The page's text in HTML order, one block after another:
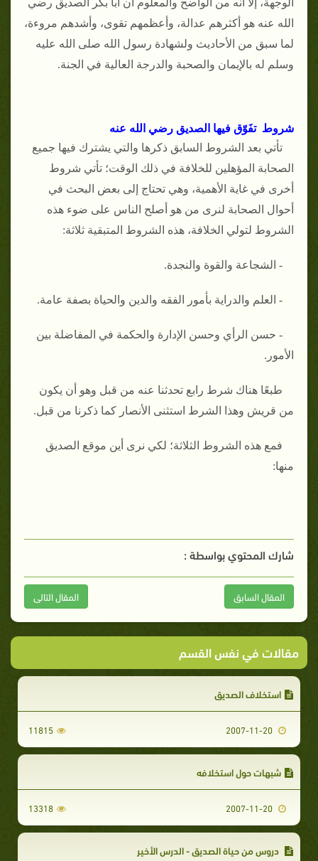
الوجهة، إلا أنه من الواضح والمعلوم أن أبا بكر الصديق رضي
الله عنه هو أكثرهم عدالة، وأعظمهم تقوى، وأشدهم مروءة،
لما سبق من الأحاديث ولشهادة رسول الله صلى الله عليه
وسلم له بالإيمان والصحبة والدرجة العالية في الجنة.
شروط تفَوّق فيها الصديق رضي الله عنه
تأتي بعد الشروط السابق ذكرها والتي يشترك فيها جميع
الصحابة المؤهلين للخلافة في ذلك الوقت؛ تأتي شروط
أخرى في غاية الأهمية، وهي تحتاج إلى بعض البحث في
أحوال الصحابة لنرى من هو أصلح الناس على ضوء هذه
الشروط لتولي الخلافة، هذه الشروط المتبقية ثلاثة:
- الشجاعة والقوة والنجدة.
- العلم والدراية بأمور الفقه والدين والحياة بصفة عامة.
- حسن الرأي وحسن الإدارة والحكمة في المفاضلة بين
الأمور.
طبعًا هناك شرط رابع تحدثنا عنه من قبل وهو أن يكون
من قريش وهذا الشرط استثنى الأنصار كما ذكرنا من قبل.
فمع هذه الشروط الثلاثة؛ لكي نرى أين موقع الصديق
منها:
شارك المحتوي بواسطة :
المقال السابق المقال التالى
مقالات في نفس القسم
استخلاف الصديق
11815
شبهات حول استخلافه
13318
دروس من حياة الصديق - الدرس الأخير